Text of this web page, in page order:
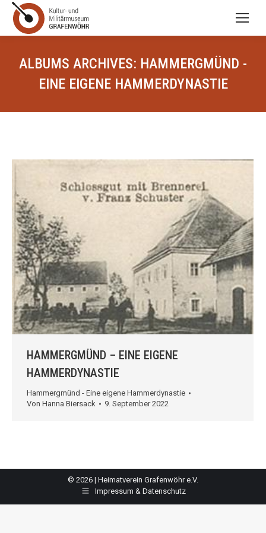
ALBUMS ARCHIVES: HAMMERGMÜND -
EINE EIGENE HAMMERDYNASTIE
HAMMERGMÜND – EINE EIGENE
HAMMERDYNASTIE
Hammergmünd - Eine eigene Hammerdynastie
Von Hanna Biersack 9. September 2022
© 2026 | Heimatverein Grafenwöhr e.V.
Impressum & Datenschutz